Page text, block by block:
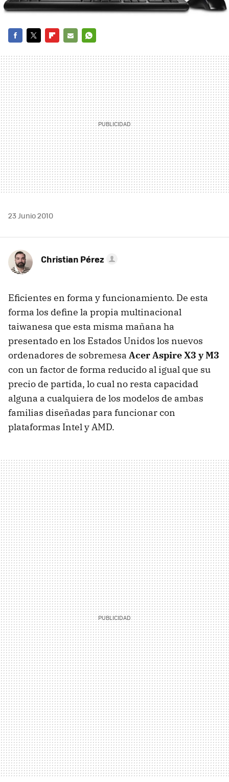
MAIL
23 Junio 2010
Christian Pérez
Eficientes en forma y funcionamiento. De esta
forma los define la propia multinacional
taiwanesa que esta misma mañana ha
presentado en los Estados Unidos los nuevos
ordenadores de sobremesa Acer Aspire X3 y M3
con un factor de forma reducido al igual que su
precio de partida, lo cual no resta capacidad
alguna a cualquiera de los modelos de ambas
familias diseñadas para funcionar con
plataformas Intel y AMD.